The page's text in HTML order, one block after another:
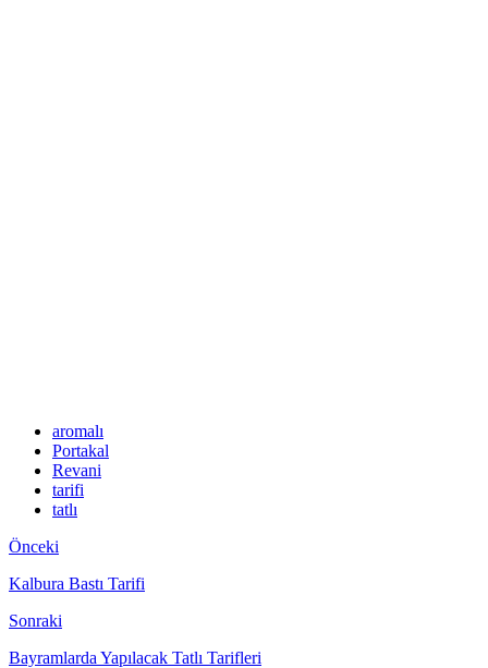
aromalı
Portakal
Revani
tarifi
tatlı
Önceki
Kalbura Bastı Tarifi
Sonraki
Bayramlarda Yapılacak Tatlı Tarifleri